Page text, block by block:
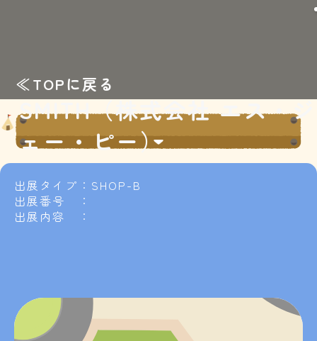
≪TOPに戻る
SMITH（株式会社 エス・ジ
ェー・ピー）
出展タイプ：SHOP-B
出展番号 ：
出展内容 ：